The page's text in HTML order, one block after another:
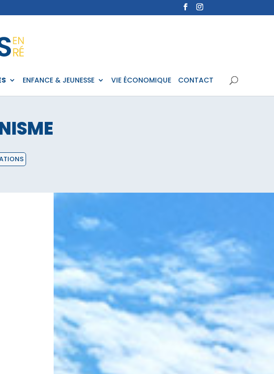
ENFANCE & JEUNESSE VIE ÉCONOMIQUE CONTACT